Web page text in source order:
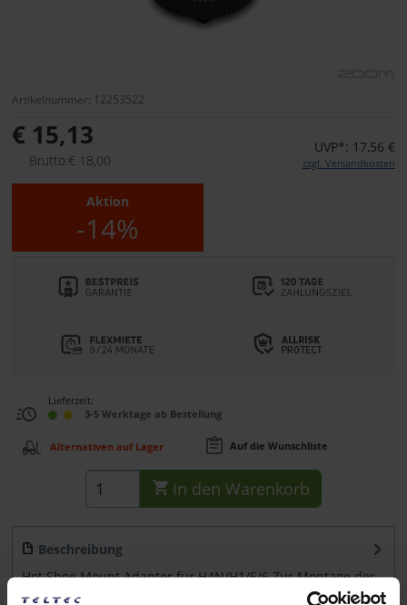
Artikelnummer: 12253522
€ 15,13
Brutto:€ 18,00
UVP*: 17,56 €
zzgl. Versandkosten
Aktion
-14%
Lieferzeit:
3-5 Werktage ab Bestellung
Alternativen auf Lager Auf die Wunschliste
In den Warenkorb
Beschreibung
Hot Shoe Mount Adapter für H4N/H1/5/6 Zur Montage der
portablen Audiorekorder Zoom H-5 oder H-6...
mehr